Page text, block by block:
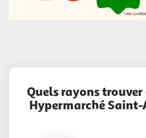
Quels rayons
Hypermarché Saint-